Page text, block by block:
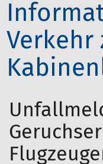
Verkehr